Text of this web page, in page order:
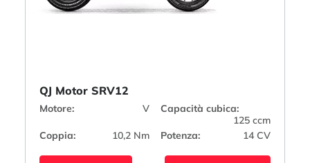
QJ Motor SRV12
Motore: V
Capacità cubica:
125 ccm
Coppia:
10,2 Nm Potenza: 14 CV